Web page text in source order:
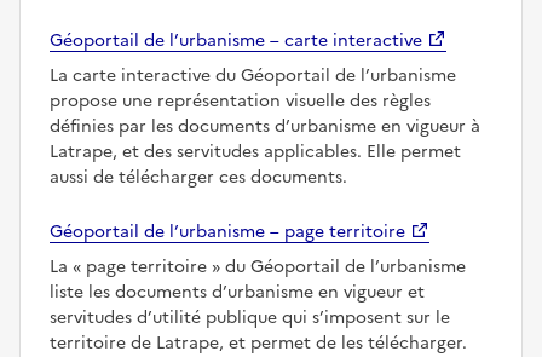
Géoportail de l’urbanisme – carte interactive
La carte interactive du Géoportail de l’urbanisme
propose une représentation visuelle des règles
définies par les documents d’urbanisme en vigueur à
Latrape, et des servitudes applicables. Elle permet
aussi de télécharger ces documents.
Géoportail de l’urbanisme – page territoire
La
page territoire
du Géoportail de l’urbanisme
liste les documents d’urbanisme en vigueur et
servitudes d’utilité publique qui s’imposent sur le
territoire de Latrape, et permet de les télécharger.